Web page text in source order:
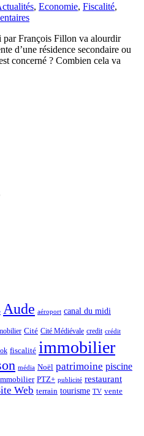
, Economie, Fiscalité,
par François Fillon va alourdir
d’une résidence secondaire ou
concerné ? Combien cela va
Aude aéroport canal du midi
Cité Cité Médiévale credit crédit
fiscalité immobilier
média Noël patrimoine piscine
PTZ+ publicité restaurant
Web terrain tourisme TV vente